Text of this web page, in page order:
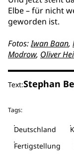
Elbe – für nicht
geworden ist.
Fotos:Iwan Baan,
Modrow, Oliver
Text:Stephan
Tags:
Deutschland
Fertigstellung